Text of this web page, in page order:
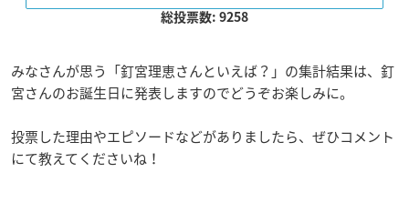
総投票数: 9258
みなさんが思う「釘宮理恵さんといえば？」の集計結果は、釘
宮さんのお誕生日に発表しますのでどうぞお楽しみに。
投票した理由やエピソードなどがありましたら、ぜひコメント
にて教えてくださいね！